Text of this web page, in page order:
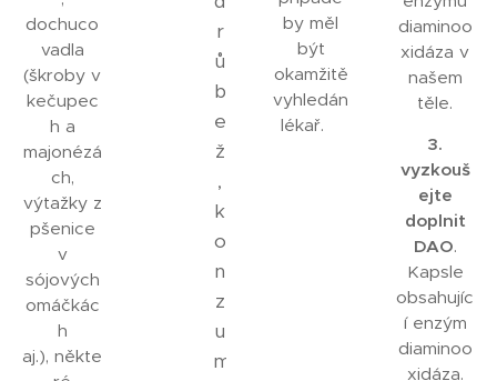
dochuco
vadla
(škroby v
kečupec
h a
majonézá
ch,
výtažky z
pšenice
v
sójových
omáčkác
h
aj.), někte
r
ů
b
e
ž
,
k
o
n
z
u
m
by měl
být
okamžitě
vyhledán
lékař.
diaminoo
xidáza v
našem
těle.
3.
vyzkouš
ejte
doplnit
DAO.
Kapsle
obsahujíc
í enzým
diaminoo
xidáza.